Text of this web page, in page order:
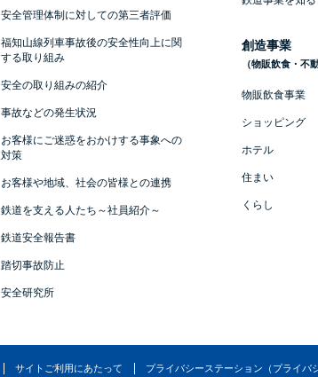
安全管理体制に対しての第三者評価
福知山線列車事故後の安全性向上に関
する取り組み
安全の取り組みの紹介
事故などの発生状況
お客様にご迷惑をおかけする事象への
対策
お客様や地域、社会の皆様との連携
鉄道を支える人たち～社員紹介～
鉄道安全報告書
踏切事故防止
安全研究所
創造事業
（物販飲食・不
物販飲食事業
ショッピング
ホテル
住まい
くらし
サイトご利用にあたって プライバシーステーション（プライバ